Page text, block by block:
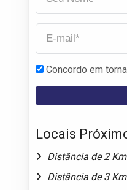
Concordo em
Locais
Distância de 2 Km
Distância de 3 Km